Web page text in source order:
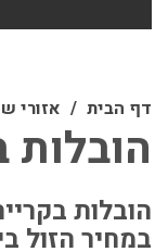
דף הבית אזורי
הובלות
הובלות
במחיר הזול